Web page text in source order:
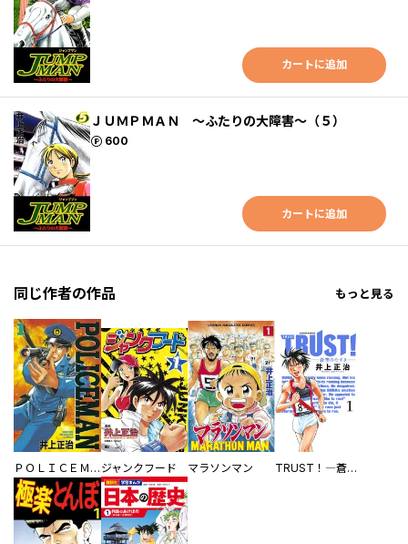
カートに追加
ＪＵＭＰＭＡＮ ～ふたりの大障害～（５）
600
ポイント
カートに追加
同じ作者の作品 もっと見る
ＰＯＬＩＣＥＭＡＮ ジャンクフード マラソンマン TRUST！―蒼空のたすき―